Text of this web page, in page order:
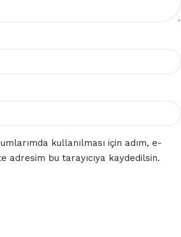
kullanılması için adım, e-
adresim bu tarayıcıya kaydedilsin.